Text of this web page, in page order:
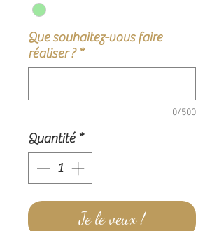
Que souhaitez-vous faire
réaliser ? *
0/500
Quantité *
Je le veux !